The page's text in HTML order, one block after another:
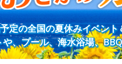
定の全国の夏休みイベン
、プール、海水浴場、